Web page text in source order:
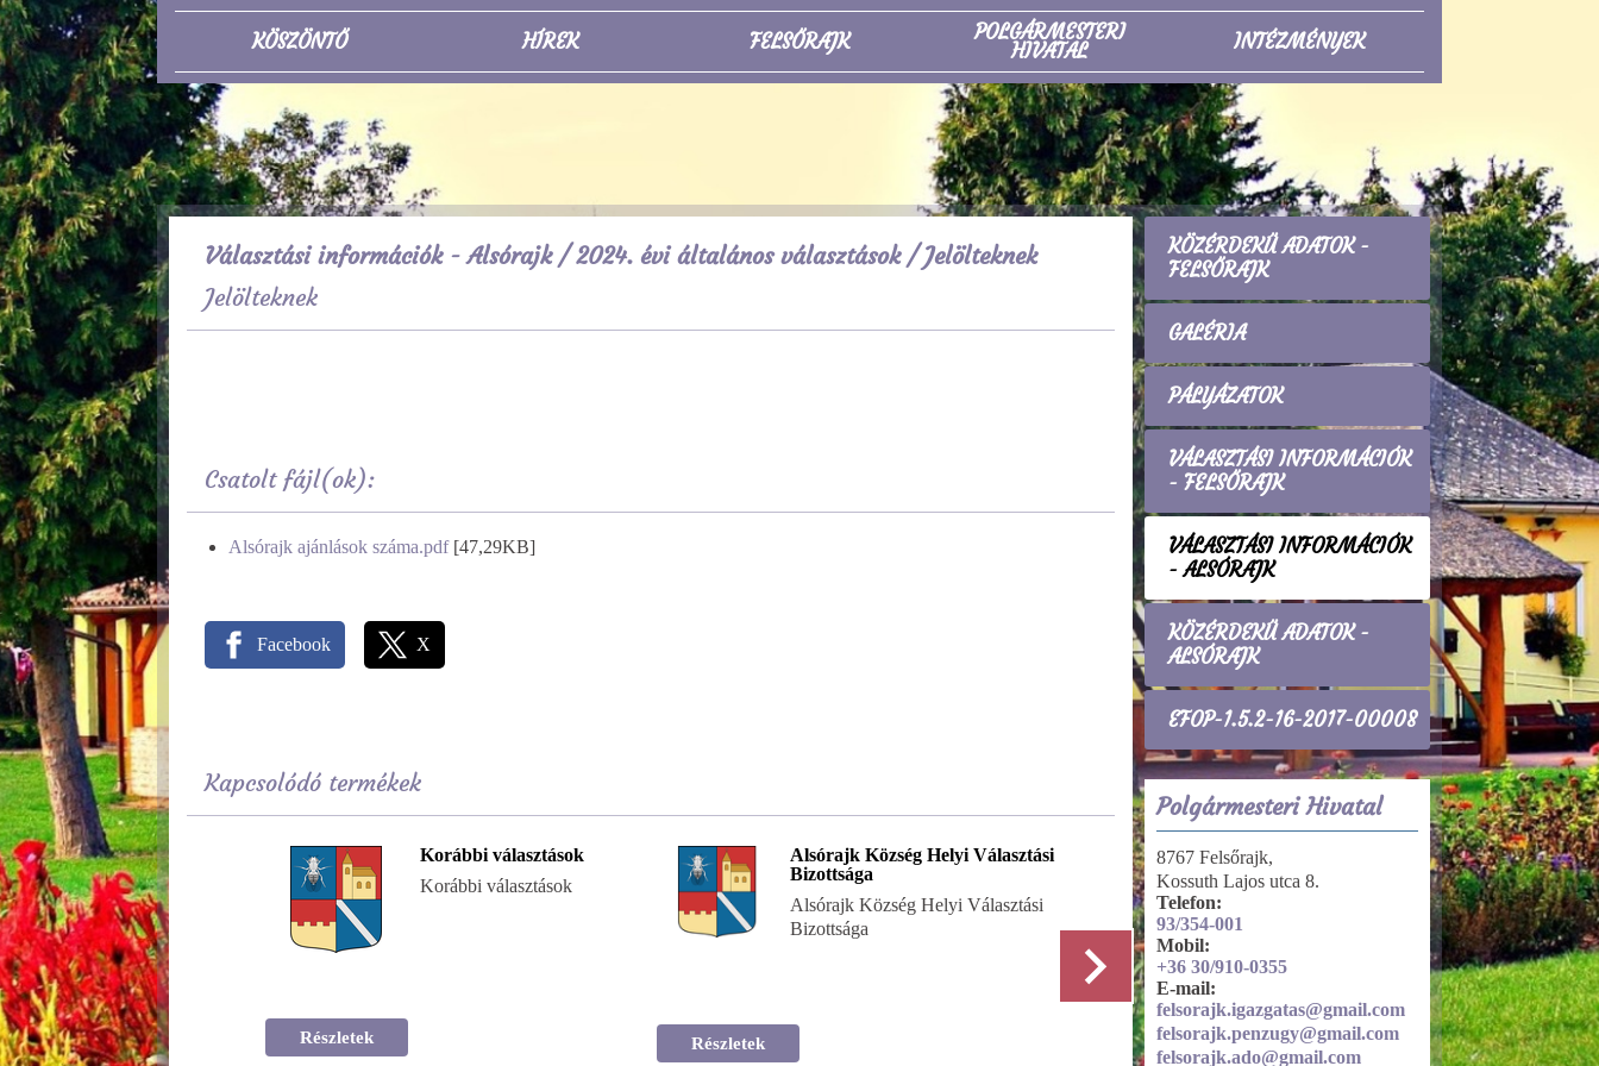
KÖSZÖNTŐ HÍREK FELSŐRAJK POLGÁRMESTERI
HIVATAL INTÉZMÉNYEK
Választási információk - Alsórajk/2024. évi általános választások/ Jelölteknek
Jelölteknek
Csatolt fájl(ok):
Alsórajk ajánlások száma.pdf[47,29KB]
Facebook X
Kapcsolódó termékek
Korábbi választások
Korábbi választások
Részletek
Alsórajk Község Helyi Választási
Bizottsága
Alsórajk Község Helyi Választási
Bizottsága
Részletek
Helyi Választási Iroda
Helyi Választási Iroda
Részletek
KÖZÉRDEKŰ ADATOK -
FELSŐRAJK
GALÉRIA
PÁLYÁZATOK
VÁLASZTÁSI INFORMÁCIÓK
- FELSŐRAJK
VÁLASZTÁSI INFORMÁCIÓK
- ALSÓRAJK
KÖZÉRDEKŰ ADATOK -
ALSÓRAJK
EFOP-1.5.2-16-2017-00008
Polgármesteri Hivatal
8767 Felsőrajk,
Kossuth Lajos utca 8.
Telefon:
93/354-001
Mobil:
+36 30/910-0355
E-mail:
felsorajk.igazgatas@gmail.com
felsorajk.penzugy@gmail.com
felsorajk.ado@gmail.com